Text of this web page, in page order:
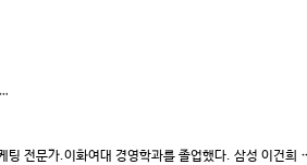
팅 전문가.이화여대 경영학과를 졸업했다. 삼성 이건희